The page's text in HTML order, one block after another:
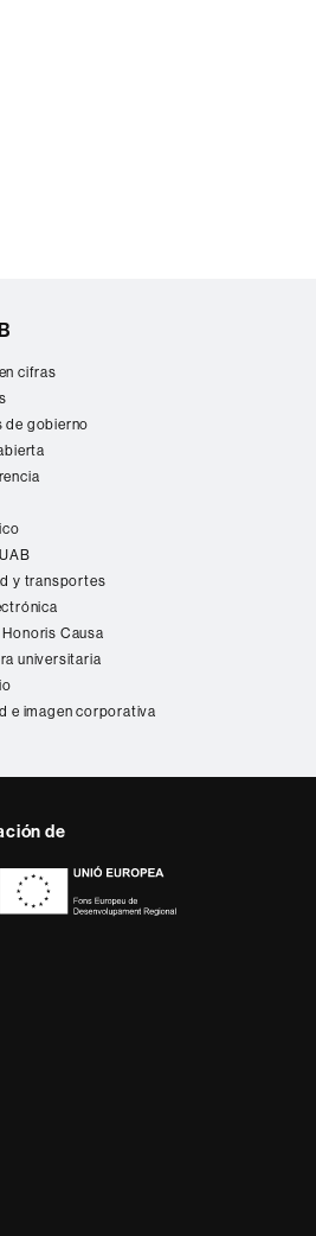
cifras
de gobierno
y transportes
Causa
universitaria
e imagen corporativa
de